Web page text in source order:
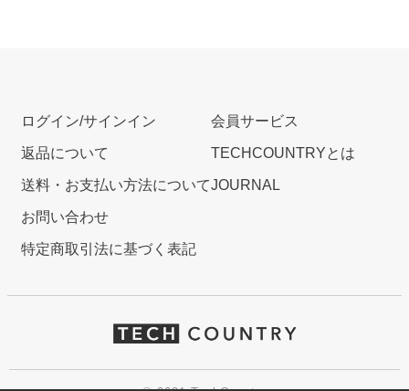
ログイン/サインイン
返品について
送料・お支払い方法について
お問い合わせ
特定商取引法に基づく表記
会員サービス
TECHCOUNTRYとは
JOURNAL